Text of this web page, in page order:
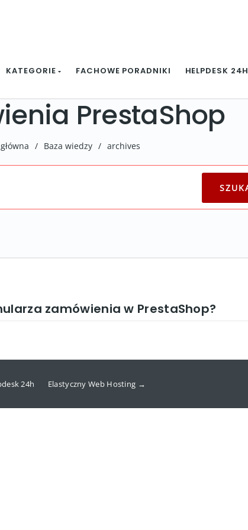
KATEGORIE FACHOWE PORADNIKI HELPDESK 24H
PrestaShop
/ Baza wiedzy / archives
zamówienia w PrestaShop?
24h Elastyczny Web Hosting →